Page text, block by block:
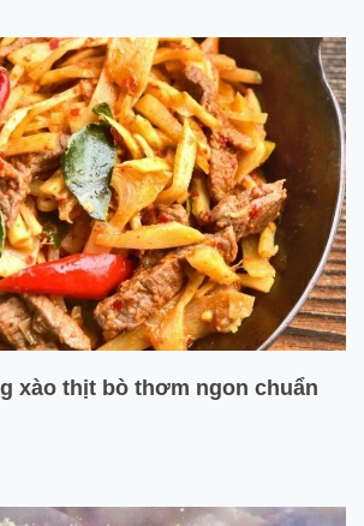
xào thịt bò thơm ngon chuẩn